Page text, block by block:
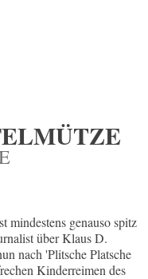
mindestens genauso spitz
über Klaus D.
nach 'Plitsche Platsche
Kinderreimen des